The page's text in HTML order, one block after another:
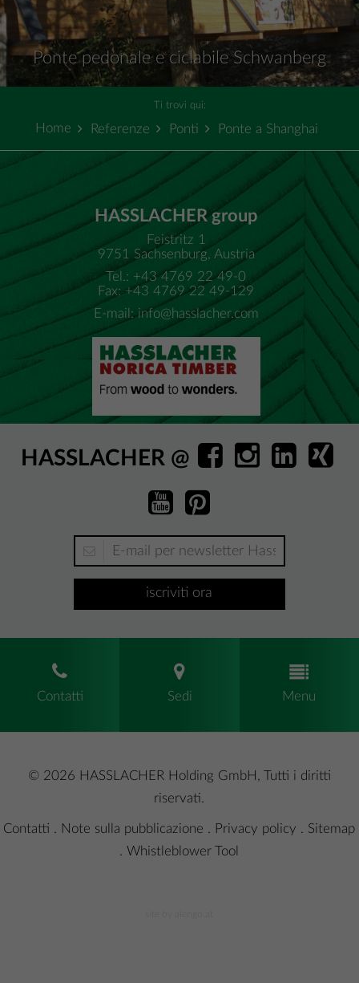
Ponte pedonale e ciclabile Schwanberg
Ti trovi qui:
Home Referenze Ponti Ponte a Shanghai
HASSLACHER group
Feistritz 1
9751 Sachsenburg, Austria
Tel.: +43 4769 22 49-0
Fax: +43 4769 22 49-129
E-mail: info@hasslacher.com
HASSLACHER @
iscriviti ora
Contatti Sedi Menu
© 2026 HASSLACHER Holding GmbH, Tutti i diritti
riservati.
Contatti Note sulla pubblicazione Privacy policy
Sitemap
.Whistleblower Tool